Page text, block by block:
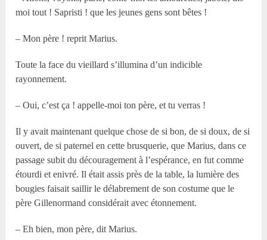
moi tout ! Sapristi ! que les jeunes gens sont bêtes !
– Mon père ! reprit Marius.
Toute la face du vieillard s’illumina d’un indicible
rayonnement.
– Oui, c’est ça ! appelle-moi ton père, et tu verras !
Il y avait maintenant quelque chose de si bon, de si doux, de si
ouvert, de si paternel en cette brusquerie, que Marius, dans ce
passage subit du découragement à l’espérance, en fut comme
étourdi et enivré. Il était assis près de la table, la lumière des
bougies faisait saillir le délabrement de son costume que le
père Gillenormand considérait avec étonnement.
– Eh bien, mon père, dit Marius.